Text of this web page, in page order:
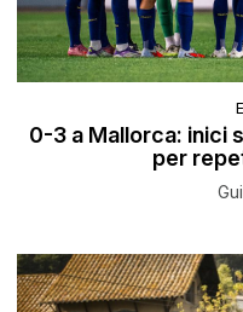
0-3 a Mallorca: inici
per